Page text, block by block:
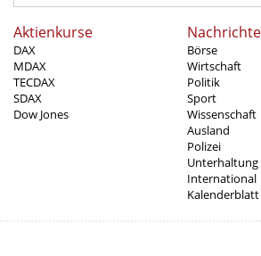
Aktienkurse
DAX
MDAX
TECDAX
SDAX
Dow Jones
Börse
Wirtschaft
Politik
Sport
Wissenschaft
Ausland
Polizei
Unterhaltung
International
Kalenderblatt